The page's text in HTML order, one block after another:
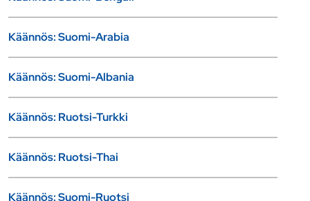
Käännös: Suomi-Arabia
Käännös: Suomi-Albania
Käännös: Ruotsi-Turkki
Käännös: Ruotsi-Thai
Käännös: Suomi-Ruotsi